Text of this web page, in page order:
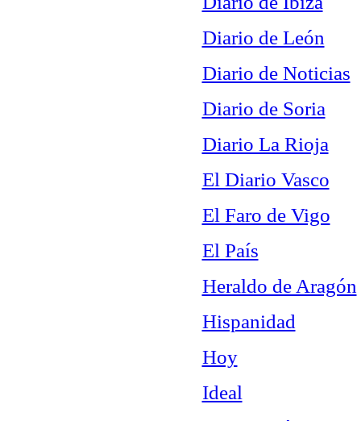
Diario de León
Diario de Noticias
Diario de Soria
Diario La Rioja
El Diario Vasco
El Faro de Vigo
El País
Heraldo de Aragón
Hispanidad
Hoy
Ideal